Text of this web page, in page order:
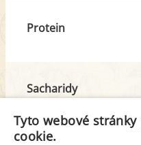
Protein
Sacharidy
z toho cukr
Tyto webové
cookie.